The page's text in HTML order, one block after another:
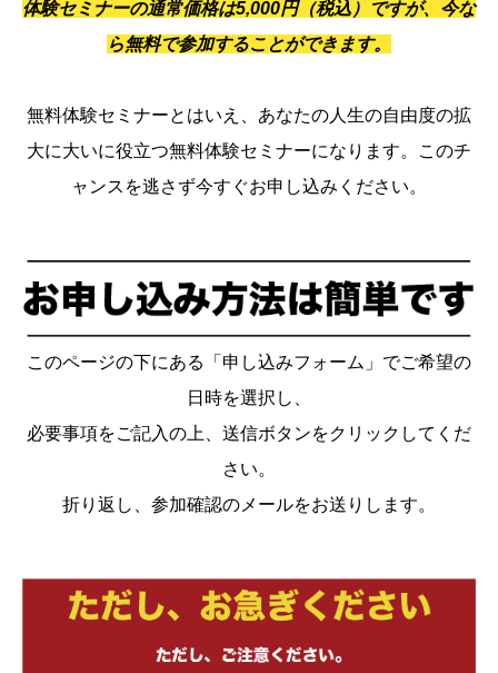
体験セミナーの通常価格は5,000円（税込）ですが、今な
ら無料で参加することができます。
無料体験セミナーとはいえ、あなたの人生の自由度の拡
大に大いに役立つ無料体験セミナーになります。このチ
ャンスを逃さず今すぐお申し込みください。
このページの下にある「申し込みフォーム」でご希望の
日時を選択し、
必要事項をご記入の上、送信ボタンをクリックしてくだ
さい。
折り返し、参加確認のメールをお送りします。